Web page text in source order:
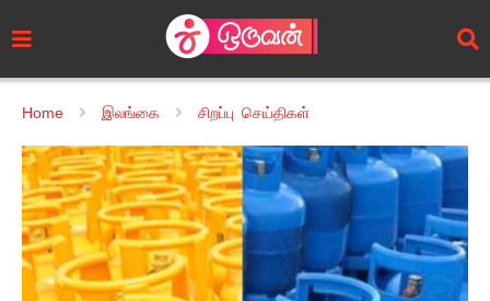
Home இலங்கை சிறப்பு செய்திகள்